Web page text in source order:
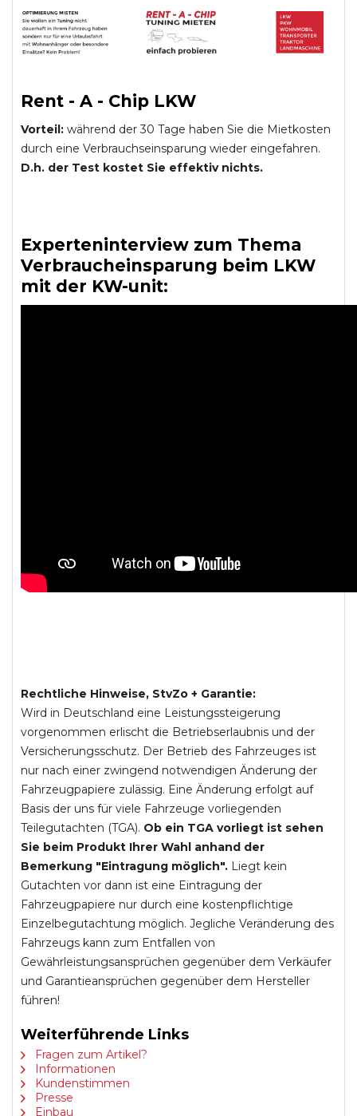
Rent - A - Chip LKW
Vorteil: während der 30 Tage haben Sie die Mietkosten
durch eine Verbrauchseinsparung wieder eingefahren.
D.h. der Test kostet Sie effektiv nichts.
Experteninterview zum Thema
Verbraucheinsparung beim LKW
mit der KW-unit:
Rechtliche Hinweise, StvZo + Garantie:
Wird in Deutschland eine Leistungssteigerung
vorgenommen erlischt die Betriebserlaubnis und der
Versicherungsschutz. Der Betrieb des Fahrzeuges ist
nur nach einer zwingend notwendigen Änderung der
Fahrzeugpapiere zulässig. Eine Änderung erfolgt auf
Basis der uns für viele Fahrzeuge vorliegenden
Teilegutachten (TGA). Ob ein TGA vorliegt ist sehen
Sie beim Produkt Ihrer Wahl anhand der
Bemerkung "Eintragung möglich". Liegt kein
Gutachten vor dann ist eine Eintragung der
Fahrzeugpapiere nur durch eine kostenpflichtige
Einzelbegutachtung möglich. Jegliche Veränderung des
Fahrzeugs kann zum Entfallen von
Gewährleistungsansprüchen gegenüber dem Verkäufer
und Garantieansprüchen gegenüber dem Hersteller
führen!
Weiterführende Links
Fragen zum Artikel?
Informationen
Kundenstimmen
Presse
Einbau